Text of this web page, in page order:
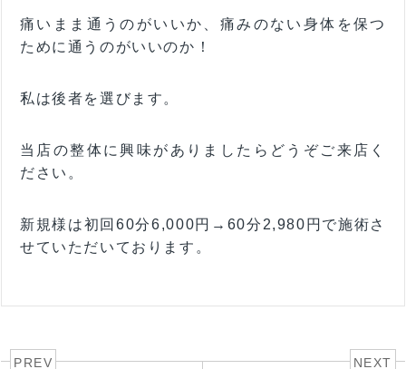
痛いまま通うのがいいか、痛みのない身体を保つ
ために通うのがいいのか！
私は後者を選びます。
当店の整体に興味がありましたらどうぞご来店く
ださい。
新規様は初回60分6,000円→60分2,980円で施術さ
せていただいております。
PREV NEXT